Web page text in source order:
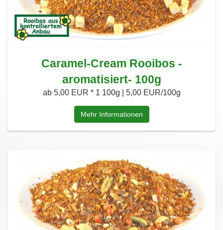
Caramel-Cream Rooibos -
aromatisiert- 100g
ab 5,00 EUR * 1 100g | 5,00 EUR/100g
Mehr Informationen